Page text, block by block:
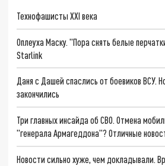
Технофашисты XXI века
Оплеуха Маску. "Пора снять белые
Starlink
Даня с Дашей спаслись от боевиков ВСУ.
закончились
Три главных инсайда об СВО. Отмена
"генерала Армагеддона"? Отличные
Новости сильно хуже, чем докладывали.